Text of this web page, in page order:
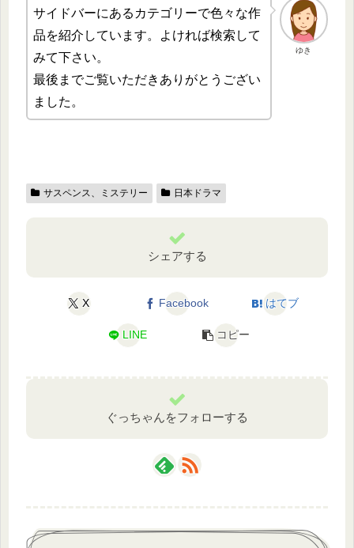
ゆき
サイドバーにあるカテゴリーで色々な作
品を紹介しています。よければ検索して
みて下さい。
最後までご覧いただきありがとうござい
ました。
サスペンス、ミステリー 日本ドラマ
シェアする
X Facebook はてブ
LINE コピー
ぐっちゃんをフォローする